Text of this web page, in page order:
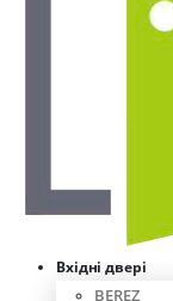
Вхідні двері
BEREZ